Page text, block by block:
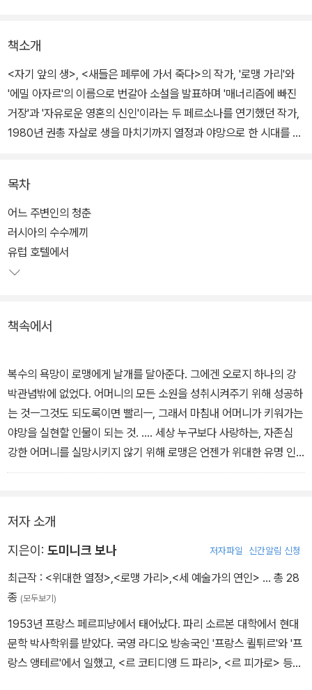
책소개
<자기 앞의 생>, <새들은 페루에 가서 죽다>의 작가, '로맹 가리'와
'에밀 아자르'의 이름으로 번갈아 소설을 발표하며 '매너리즘에 빠진
거장'과 '자유로운 영혼의 신인'이라는 두 페르소나를 연기했던 작가,
1980년 권총 자살로 생을 마치기까지 열정과 야망으로 한 시대를 풍
공쿠르 상은 한 작가가 평생 동안 한 번만 수상할 수 있는 문학상이다.
그러나 로맹 가리는 1956년 <하늘의 뿌리>로 첫 수상을 한 뒤, 197
5년 자신이 창조한 분신ㅡ에밀 아자르ㅡ의 이름으로 <자기 앞의 생>
을 발표하며 또 한 번 공쿠르 상의 수상자가 되었다.
랑스 문학계를 뒤흔들었던 '아자르 사건'을 포함하여, 로맹 가리의 내
화려한 성공을 꿈꾸는 한 가난한 소년의 열망이, 화려한 언변과 세련
된 외모로 세계 외교 무대를 사로잡은 한 외교관의 카리스마가, 끊임
없이 사랑을 갈구하는 한 남자의 외로움이, 창조적 에너지를 마음껏
분출하고자 했던 한 작가의 자유에 대한 갈망이 파노라마처럼 펼쳐진
목차
어느 주변인의 청춘
러시아의 수수께끼
유럽 호텔에서
책속에서
복수의 욕망이 로맹에게 날개를 달아준다. 그에겐 오로지 하나의 강
박관념밖에 없었다. 어머니의 모든 소원을 성취시켜주기 위해 성공하
는 것ㅡ그것도 되도록이면 빨리ㅡ, 그래서 마침내 어머니가 키워가는
야망을 실현할 인물이 되는 것. .... 세상 누구보다 사랑하는, 자존심
강한 어머니를 실망시키지 않기 위해 로맹은 언젠가 위대한 유명 인
물이 되고 말리라는 불가능한 내기를 한다. - 본문 17~18쪽, '어느 주
가리는 대중을 '꿰뚫어 보았다'. 언제나 본능적으로 반응하고, 분위기
를 통해 청취자의 심리를 즉각 파악했다. 무뚝뚝한 기질에, 과묵하지
는 않지만 의도적으로 말을 아끼는 그는 관객을 설득하거나 매료시킬
수 있는 말과 억양을 현장에서 찾아냈다. 그는 연극에 능한 사람이었
람으로, 명상을 좋아하는 침울한 성격의 작가를 키케로 같은 달변가
로 변모시켰다. ... 공격이 맹렬할수록, 그의 답변은 재치로 더욱 번뜩
였다. - 본문 165쪽, '미국에 디딘 첫걸음' 중에서
저자 소개
지은이: 도미니크 보나 저자파일 신간알림 신청
최근작 : <위대한 열정>,<로맹 가리>,<세 예술가의 연인> … 총 28
종 (모두보기)
1953년 프랑스 페르피냥에서 태어났다. 파리 소르본 대학에서 현대
문학 박사학위를 받았다. 국영 라디오 방송국인 '프랑스 퀼튀르'와 '프
랑스 앵테르'에서 일했고, <르 코티디앵 드 파리>, <르 피가로> 등의